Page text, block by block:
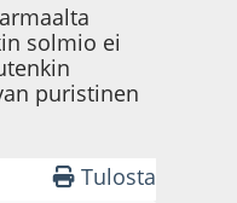
solmio ei
puristinen
Tulosta